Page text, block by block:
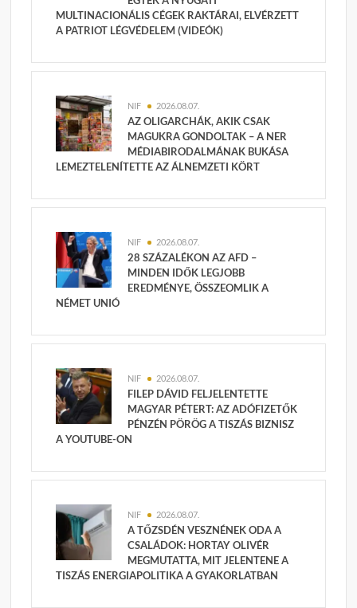
MULTINACIONÁLIS CÉGEK RAKTÁRAI, ELVÉRZETT
A PATRIOT LÉGVÉDELEM (VIDEÓK)
NIF 2026.08.07.
AZ OLIGARCHÁK, AKIK CSAK
MAGUKRA GONDOLTAK – A NER
MÉDIABIRODALMÁNAK BUKÁSA
LEMEZTELENÍTETTE AZ ÁLNEMZETI KÖRT
NIF 2026.08.07.
28 SZÁZALÉKON AZ AFD –
MINDEN IDŐK LEGJOBB
EREDMÉNYE, ÖSSZEOMLIK A
NÉMET UNIÓ
NIF 2026.08.07.
FILEP DÁVID FELJELENTETTE
MAGYAR PÉTERT: AZ ADÓFIZETŐK
PÉNZÉN PÖRÖG A TISZÁS BIZNISZ
A YOUTUBE-ON
NIF 2026.08.07.
A TŐZSDÉN VESZNÉNEK ODA A
CSALÁDOK: HORTAY OLIVÉR
MEGMUTATTA, MIT JELENTENE A
TISZÁS ENERGIAPOLITIKA A GYAKORLATBAN